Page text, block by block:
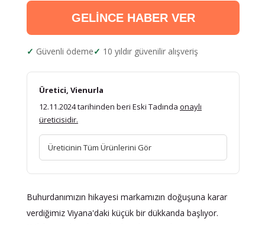
GELİNCE HABER VER
Güvenli ödeme 10 yıldır güvenilir alışveriş
Üretici, Vienurla
12.11.2024 tarihinden beri Eski Tadında onaylı
üreticisidir.
Üreticinin Tüm Ürünlerini Gör
Buhurdanımızın hikayesi markamızın doğuşuna karar
verdiğimiz Viyana'daki küçük bir dükkanda başlıyor.